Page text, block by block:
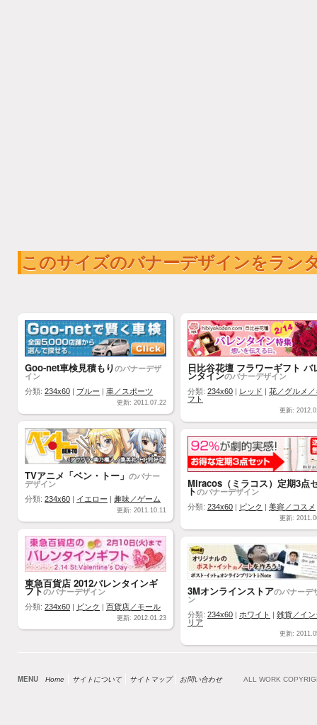
このサイズのバナーデザインをラン
Goo-net車検見積もりのバナーデザ
イン
分類: 234x60 ブルー 車／スポーツ
更新: 2011.07.22
日比谷花壇 フラワーギフト バ
ンタインのバナーデザイン
分類: 234x60 レッド
花／グルメ／
フト
更新:
TVアニメ「ベン・トー」 のバナー
デザイン
分類: 234x60 イエロー 趣味／ゲーム
更新: 2011.10.11
Miracos（ミラコス）定期3点
トのバナーデザイン
分類: 234x60 ピンク 美容／コスメ
更新:
東急百貨店 2012バレンタインギ
フトのバナーデザイン
分類: 234x60 ピンク 百貨店／モール
更新: 2012.01.23
3Mオンラインストアのバナーデ
ン
分類: 234x60 ホワイト
雑貨／イン
リア
更新:
MENU Home サイトについて サイトマップ お問い合わせ ALL WORK